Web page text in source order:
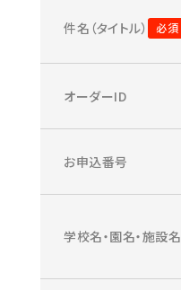
件名（タイトル）
オーダーID
お申込番号
学校名・園名・施設名